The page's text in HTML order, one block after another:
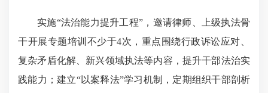
实施“法治能力提升工程”，邀请律师、上级执法骨
干开展专题培训不少于4次，重点围绕行政诉讼应对、
复杂矛盾化解、新兴领域执法等内容，提升干部法治实
践能力；建立“以案释法”学习机制，定期组织干部剖析